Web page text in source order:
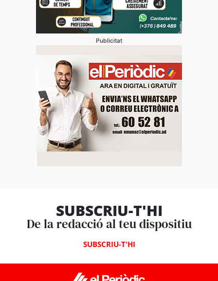
Publicitat
SUBSCRIU-T'HI
De la redacció al teu dispositiu
SUBSCRIU-T'HI